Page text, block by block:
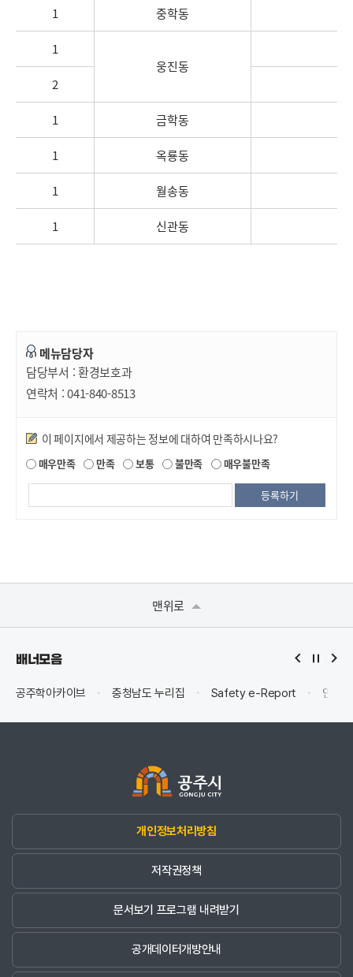
1 중학동
1
웅진동
2
1 금학동
1 옥룡동
1 월송동
1 신관동
메뉴담당자
담당부서 :환경보호과
연락처 :041-840-8513
만족도조사
이 페이지에서 제공하는 정보에 대하여 만족하시나요?
매우만족 만족 보통 불만족 매우불만족
맨위로
배너모음
공주학아카이브 충청남도 누리집 Safety e-Report 안전
개인정보처리방침
저작권정책
문서보기 프로그램 내려받기
공개데이터개방안내